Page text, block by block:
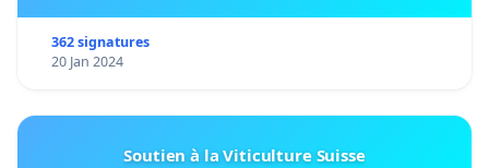
362 signatures
20 Jan 2024
Soutien à la Viticulture Suisse